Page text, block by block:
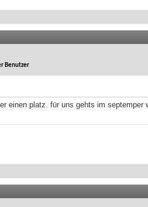
Benutzer
einen platz. für uns gehts im septemper